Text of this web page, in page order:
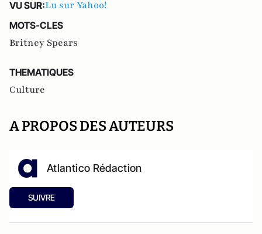
VU SUR:Lu sur Yahoo!
MOTS-CLES
Britney Spears
THEMATIQUES
Culture
A PROPOS DES AUTEURS
Atlantico Rédaction
SUIVRE